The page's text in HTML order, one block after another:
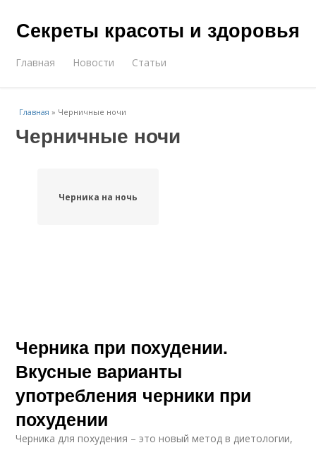
Секреты красоты и здоровья
Главная Новости Статьи
Главная » Черничные ночи
Черничные ночи
Черника на ночь
Черника при похудении.
Вкусные варианты
употребления черники при
похудении
Черника для похудения – это новый метод в диетологии,